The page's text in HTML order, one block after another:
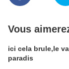
Vous
ici cela brule,le
paradis